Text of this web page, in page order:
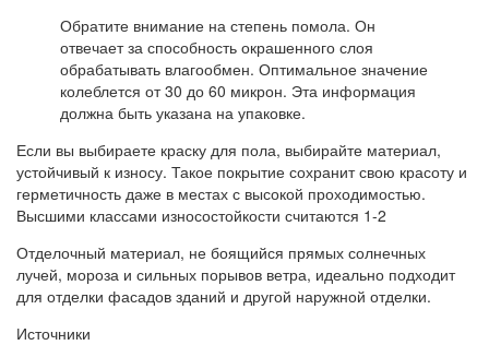
Обратите внимание на степень помола. Он
отвечает за способность окрашенного слоя
обрабатывать влагообмен. Оптимальное значение
колеблется от 30 до 60 микрон. Эта информация
должна быть указана на упаковке.
Если вы выбираете краску для пола, выбирайте материал,
устойчивый к износу. Такое покрытие сохранит свою красоту и
герметичность даже в местах с высокой проходимостью.
Высшими классами износостойкости считаются 1-2
Отделочный материал, не боящийся прямых солнечных
лучей, мороза и сильных порывов ветра, идеально подходит
для отделки фасадов зданий и другой наружной отделки.
Источники